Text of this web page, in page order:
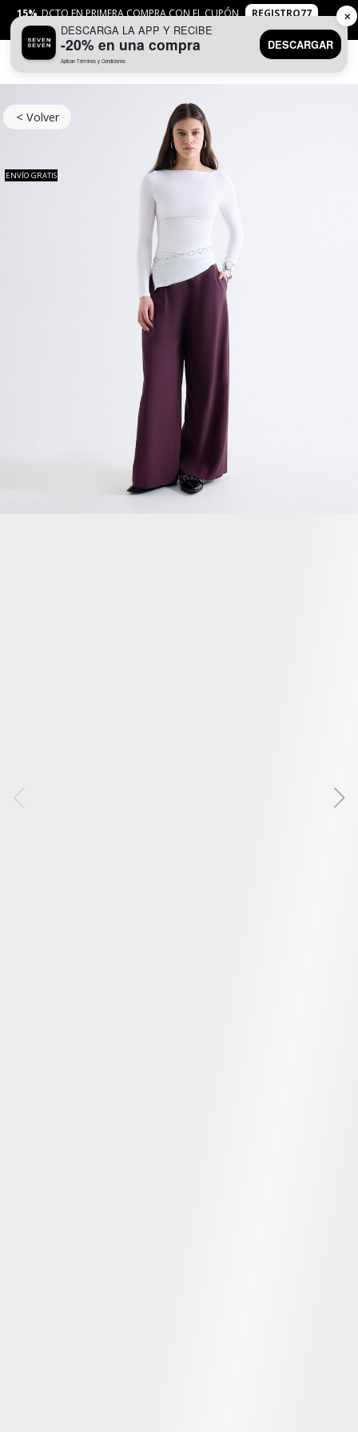
15% DCTO EN PRIMERA COMPRA CON EL CUPÓN
REGISTRO77
APLICANTYC
< Volver
ENVÍO GRATIS
DESCARGA LA APP Y RECIBE
-20% en una compra
Aplican Términos y Condiciones
DESCARGAR
✕